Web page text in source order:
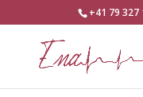
+41 79 327